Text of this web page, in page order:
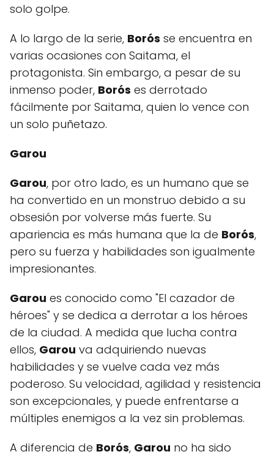
solo golpe.
A lo largo de la serie, Borós se encuentra en
varias ocasiones con Saitama, el
protagonista. Sin embargo, a pesar de su
inmenso poder, Borós es derrotado
fácilmente por Saitama, quien lo vence con
un solo puñetazo.
Garou
Garou, por otro lado, es un humano que se
ha convertido en un monstruo debido a su
obsesión por volverse más fuerte. Su
apariencia es más humana que la de Borós,
pero su fuerza y habilidades son igualmente
impresionantes.
Garou es conocido como "El cazador de
héroes" y se dedica a derrotar a los héroes
de la ciudad. A medida que lucha contra
ellos, Garou va adquiriendo nuevas
habilidades y se vuelve cada vez más
poderoso. Su velocidad, agilidad y resistencia
son excepcionales, y puede enfrentarse a
múltiples enemigos a la vez sin problemas.
A diferencia de Borós, Garou no ha sido